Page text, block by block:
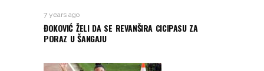
7 years ago
ĐOKOVIĆ ŽELI DA SE REVANŠIRA CICIPASU ZA
PORAZ U ŠANGAJU